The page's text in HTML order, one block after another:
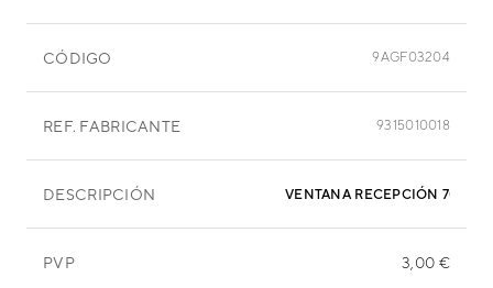
CÓDIGO 9AGF03204
REF. FABRICANTE 9315010018
DESCRIPCIÓN VENTANA RECEPCIÓN
PVP 3,00 €